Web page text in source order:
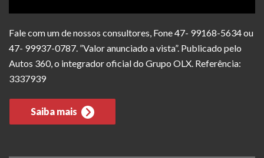
Fale com um de nossos consultores, Fone 47- 99168-5634 ou
47- 99937-0787. ”Valor anunciado a vista”. Publicado pelo
Autos 360, o integrador oficial do Grupo OLX. Referência:
3337939
Saiba mais